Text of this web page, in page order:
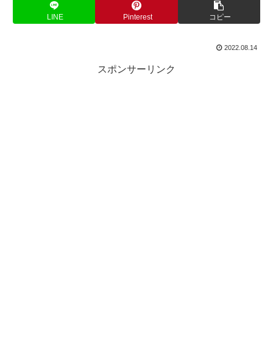
LINE Pinterest コピー
2022.08.14
スポンサーリンク